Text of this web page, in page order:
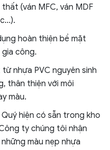
(ván MFC, ván MDF
hoàn thiện bề mặt
gia công.
nhựa PVC nguyên sinh
thân thiện với môi
màu.
hiện có sẵn trong kho
ty chúng tôi nhận
màu nẹp nhựa